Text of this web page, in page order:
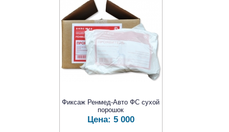
Фиксаж Ренмед-Авто ФС сухой
порошок
Цена: 5 000